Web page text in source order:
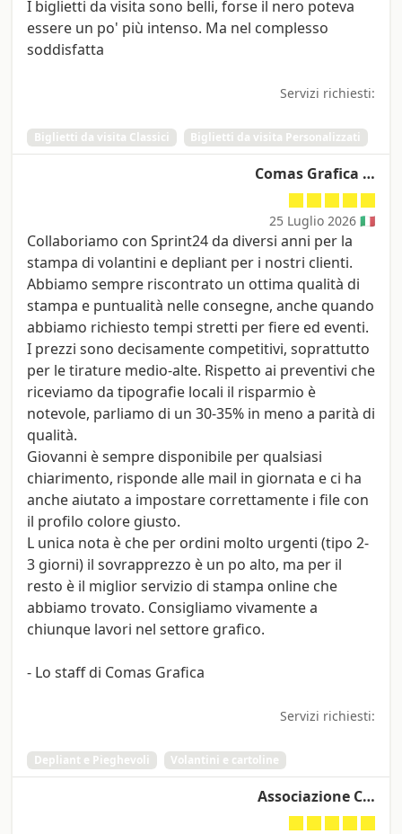
I biglietti da visita sono belli, forse il nero poteva
essere un po' più intenso. Ma nel complesso
soddisfatta
Servizi richiesti:
Biglietti da visita Classici Biglietti da visita Personalizzati
Comas Grafica …
25 Luglio 2026 🇮🇹
Collaboriamo con Sprint24 da diversi anni per la
stampa di volantini e depliant per i nostri clienti.
Abbiamo sempre riscontrato un ottima qualità di
stampa e puntualità nelle consegne, anche quando
abbiamo richiesto tempi stretti per fiere ed eventi.
I prezzi sono decisamente competitivi, soprattutto
per le tirature medio-alte. Rispetto ai preventivi che
riceviamo da tipografie locali il risparmio è
notevole, parliamo di un 30-35% in meno a parità di
qualità.
Giovanni è sempre disponibile per qualsiasi
chiarimento, risponde alle mail in giornata e ci ha
anche aiutato a impostare correttamente i file con
il profilo colore giusto.
L unica nota è che per ordini molto urgenti (tipo 2-
3 giorni) il sovrapprezzo è un po alto, ma per il
resto è il miglior servizio di stampa online che
abbiamo trovato. Consigliamo vivamente a
chiunque lavori nel settore grafico.
- Lo staff di Comas Grafica
Servizi richiesti:
Depliant e Pieghevoli Volantini e cartoline
Associazione C…